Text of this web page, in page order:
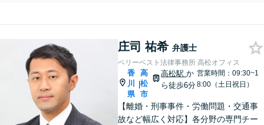
庄司 祐希 弁護士
ベリーベスト法律事務所 高松オフィス
香
川
県
|
高
松
市
高松駅か
ら徒歩6分
営業時間：09:30~1
8:00（土日祝日）
【離婚・刑事事件・労働問題・交通事
故など幅広く対応】各分野の専門チー